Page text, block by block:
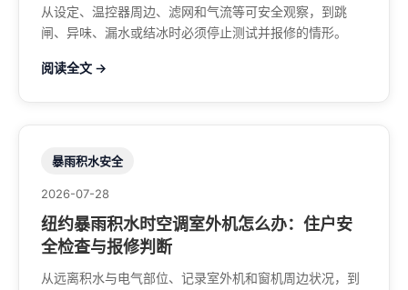
从设定、温控器周边、滤网和气流等可安全观察，到跳
闸、异味、漏水或结冰时必须停止测试并报修的情形。
阅读全文 →
暴雨积水安全
2026-07-28
纽约暴雨积水时空调室外机怎么办：住户安
全检查与报修判断
从远离积水与电气部位、记录室外机和窗机周边状况，到